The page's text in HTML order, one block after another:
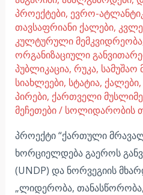
პროექტები, ევრო-
თავსაფრიანი ქალები,
კულტურული მემკვიდრეობა
ორგანიზაციული
პუბლიკაცია, რუკა, სამუშაო
სიახლეები, სტატია,
პირები, ქართველი
მეჩეთები/ სოლიდარობის
პროექტი “ქართული
ხორციელდება გაეროს
(UNDP) და ნორვეგიის
„ლიდერობა,